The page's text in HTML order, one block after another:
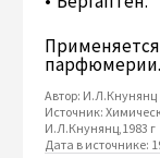
парфюмерии.
Автор: И.Л.Кнунянц
Источник:
И.Л.Кнунянц,1983 г
Дата в источнике: